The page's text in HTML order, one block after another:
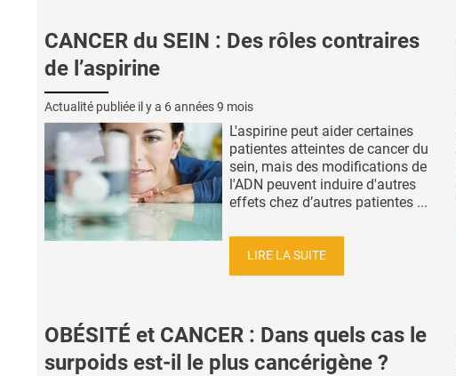
CANCER du SEIN : Des rôles contraires
de l’aspirine
Actualité publiée il y a 6 années 9 mois
L'aspirine peut aider certaines
patientes atteintes de cancer du
sein, mais des modifications de
l'ADN peuvent induire d'autres
effets chez d’autres patientes ...
LIRE LA SUITE
OBÉSITÉ et CANCER : Dans quels cas le
surpoids est-il le plus cancérigène ?